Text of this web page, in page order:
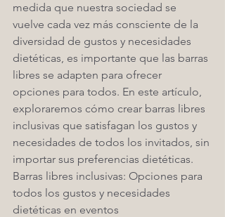
medida que nuestra sociedad se
vuelve cada vez más consciente de la
diversidad de gustos y necesidades
dietéticas, es importante que las barras
libres se adapten para ofrecer
opciones para todos. En este artículo,
exploraremos cómo crear barras libres
inclusivas que satisfagan los gustos y
necesidades de todos los invitados, sin
importar sus preferencias dietéticas.
Barras libres inclusivas: Opciones para
todos los gustos y necesidades
dietéticas en eventos